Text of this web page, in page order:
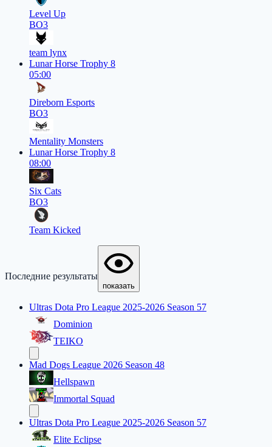
Level Up
BO3
team lynx
Lunar Horse Trophy 8
05:00
Direborn Esports
BO3
Mentality Monsters
Lunar Horse Trophy 8
08:00
Six Cats
BO3
Team Kicked
Последние результаты
показать
Ultras Dota Pro League 2025-2026 Season 57
Dominion
TEIKO
Mad Dogs League 2026 Season 48
Hellspawn
Immortal Squad
Ultras Dota Pro League 2025-2026 Season 57
Elite Eclipse